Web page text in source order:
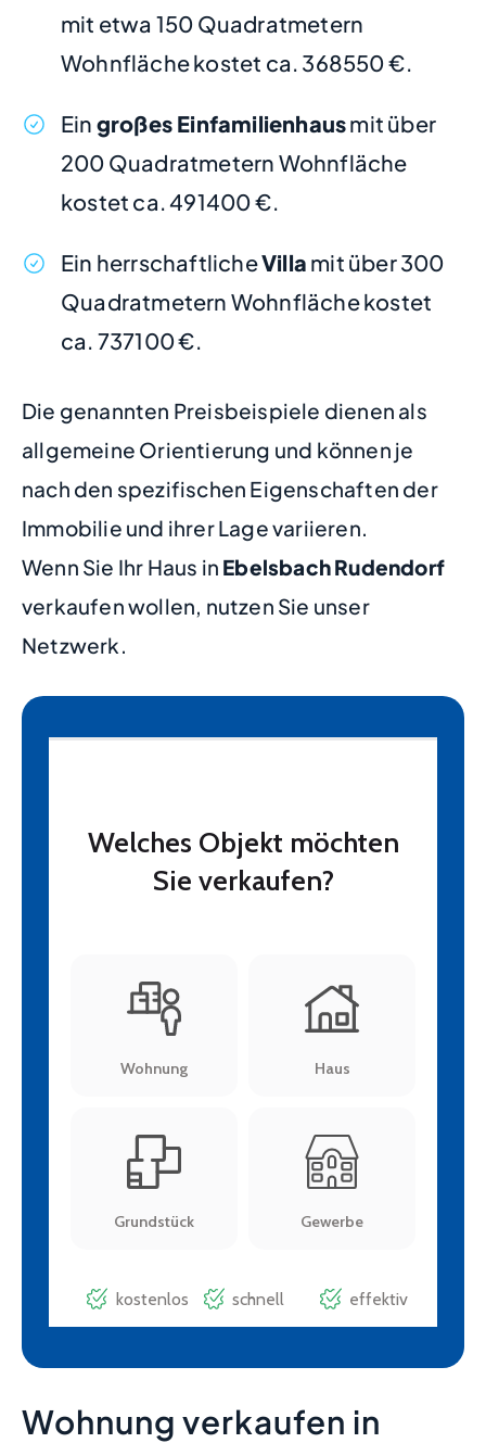
mit etwa 150 Quadratmetern
Wohnfläche kostet ca. 368550 €.
Ein großes Einfamilienhausmit über
200 Quadratmetern Wohnfläche
kostet ca. 491400 €.
Ein herrschaftlicheVilla mit über 300
Quadratmetern Wohnfläche kostet
ca. 737100 €.
Die genannten Preisbeispiele dienen als
allgemeine Orientierung und können je
nach den spezifischen Eigenschaften der
Immobilie und ihrer Lage variieren.
Wenn Sie Ihr Haus in Ebelsbach Rudendorf
verkaufen wollen, nutzen Sie unser
Netzwerk.
Wohnung verkaufen in